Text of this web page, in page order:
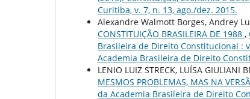
Curitiba, v. 7, n. 13, ago./dez. 2015.
Alexandre Walmott Borges, Andrey
CONSTITUIÇÃO BRASILEIRA DE 1988 ,
Brasileira de Direito Constitucional :
Academia Brasileira de Direito
LENIO LUIZ STRECK, LUÍSA GIULIANI
MESMOS PROBLEMAS, MAS NA
da Academia Brasileira de Direito